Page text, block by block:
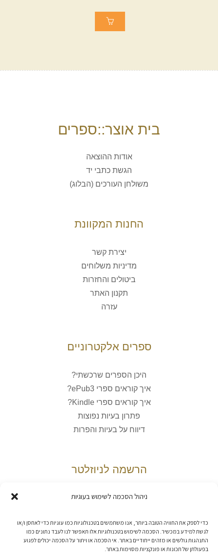
ניהול הסכמה לשימוש בעוגיות
כדי לספק את החוויה הטובה ביותר, אנו משתמשים בטכנולוגיות כמו עוגיות כדי לאחסן ו/או
לגשת למידע במכשיר. הסכמה לשימוש בטכנולוגיות אלו תאפשר לנו לעבד נתונים כמו
התנהגות גולשים או מזהים ייחודיים באתר. אי הסכמה או ויתור על הסכמה יכולים לפגוע
בפעולתן של תכונות או פונקציות מסוימות באתר.
בית אוצר::ספרים
אודות ההוצאה
הגשת כתבי יד
משולחן העורכים (הבלוג)
החנות המקוונת
יצירת קשר
מדיניות משלוחים
ביטולים והחזרות
תקנון האתר
עזרה
ספרים אלקטרוניים
היכן הספרים שרכשתי?
איך קוראים ספרי ePub3?
איך קוראים ספרי Kindle?
פתרון בעיות נפוצות
דיווח על בעיות והפרות
הרשמה לניוזלטר